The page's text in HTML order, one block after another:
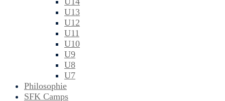
U13
U12
U11
U10
U9
U8
U7
Philosophie
SFK Camps